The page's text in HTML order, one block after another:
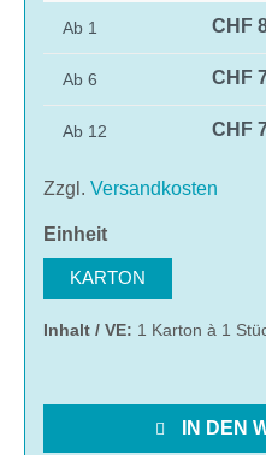
Ab 1 CHF
Ab 6 CHF
Ab 12 CHF
Zzgl. Versandkosten
Einheitauswählen
KARTON
Inhalt / VE: 1 Karton à 1
IN DEN